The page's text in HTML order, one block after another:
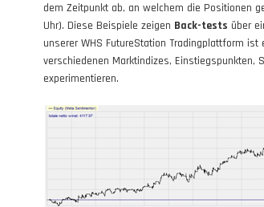
dem Zeitpunkt ab, an welchem die Positionen
Uhr). Diese Beispiele zeigen Back-tests über
unserer WHS FutureStation Tradingplattform
verschiedenen Marktindizes, Einstiegspunkten,
experimentieren.